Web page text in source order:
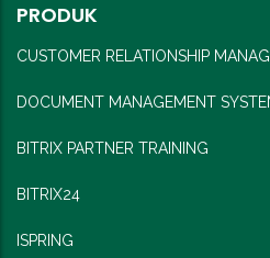
PRODUK
CUSTOMER RELATIONSHIP
DOCUMENT MANAGEMENT
BITRIX PARTNER TRAINING
BITRIX24
ISPRING